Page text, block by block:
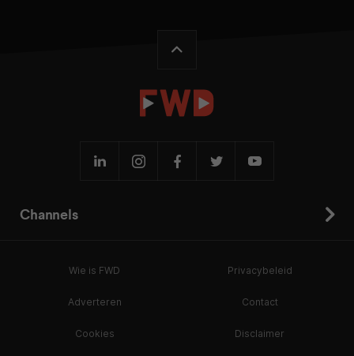
Channels
Wie is FWD Privacybeleid
Adverteren Contact
Cookies Disclaimer